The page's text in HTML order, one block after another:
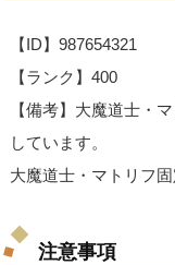
【ID】987654321
【ランク】400
【備考】大魔道士・
しています。
大魔道士・マトリフ
注意事項